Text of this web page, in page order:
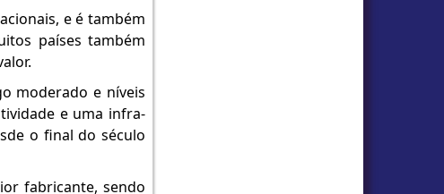
e é também
países também
moderado e níveis
e uma infra-
o final do século
fabricante, sendo